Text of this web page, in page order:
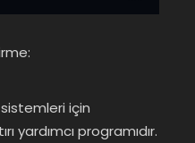
için
yardımcı programıdır.